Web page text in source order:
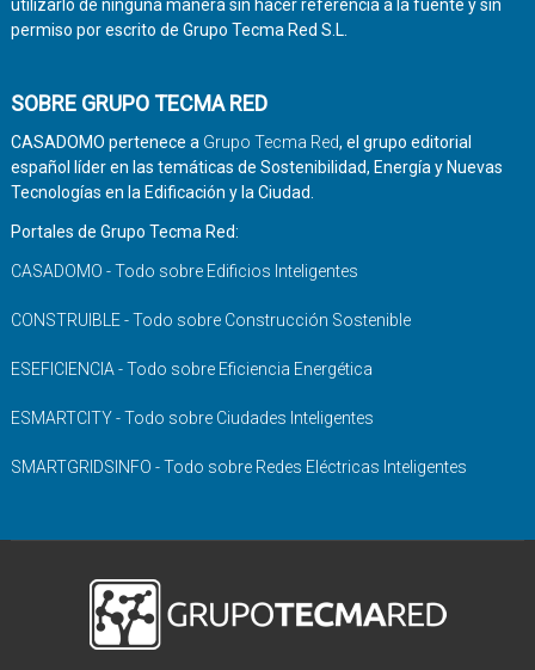
utilizarlo de ninguna manera sin hacer referencia a la fuente y sin
permiso por escrito de Grupo Tecma Red S.L.
SOBRE GRUPO TECMA RED
CASADOMO pertenece a Grupo Tecma Red, el grupo editorial
español líder en las temáticas de Sostenibilidad, Energía y Nuevas
Tecnologías en la Edificación y la Ciudad.
Portales de Grupo Tecma Red:
CASADOMO - Todo sobre Edificios Inteligentes
CONSTRUIBLE - Todo sobre Construcción Sostenible
ESEFICIENCIA - Todo sobre Eficiencia Energética
ESMARTCITY - Todo sobre Ciudades Inteligentes
SMARTGRIDSINFO - Todo sobre Redes Eléctricas Inteligentes